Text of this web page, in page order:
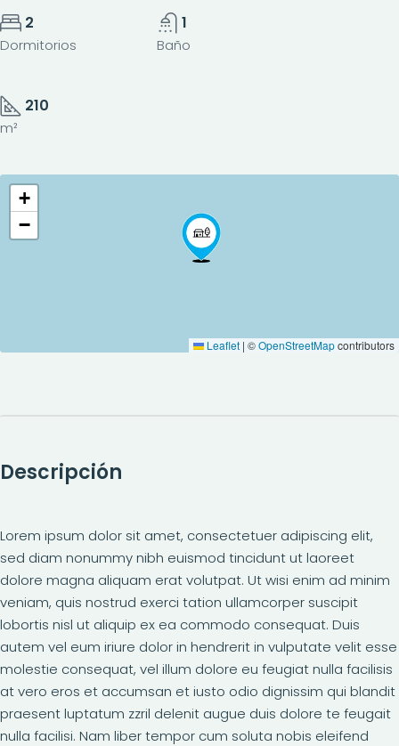
2
Dormitorios
1
Baño
210
m²
+
−
Leaflet | ©OpenStreetMapcontributors
Descripción
Lorem ipsum dolor sit amet, consectetuer adipiscing elit,
sed diam nonummy nibh euismod tincidunt ut laoreet
dolore magna aliquam erat volutpat. Ut wisi enim ad minim
veniam, quis nostrud exerci tation ullamcorper suscipit
lobortis nisl ut aliquip ex ea commodo consequat. Duis
autem vel eum iriure dolor in hendrerit in vulputate velit esse
molestie consequat, vel illum dolore eu feugiat nulla facilisis
at vero eros et accumsan et iusto odio dignissim qui blandit
praesent luptatum zzril delenit augue duis dolore te feugait
nulla facilisi. Nam liber tempor cum soluta nobis eleifend